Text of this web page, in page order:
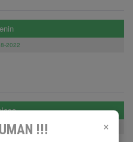
×
!!!
2022
2022